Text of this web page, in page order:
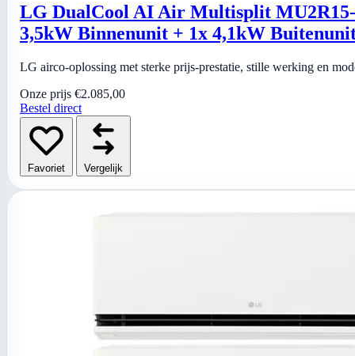
LG DualCool AI Air Multisplit MU2R15-
3,5kW Binnenunit + 1x 4,1kW
LG airco-oplossing met sterke prijs-prestatie, stille werking en
Onze prijs €2.085,00
Bestel direct
Favoriet Vergelijk